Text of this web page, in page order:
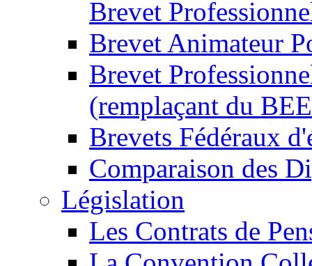
Brevet
Brevet Animateur
Brevet
(remplaçant du
Brevets Fédéraux
Comparaison des
Législation
Les Contrats de